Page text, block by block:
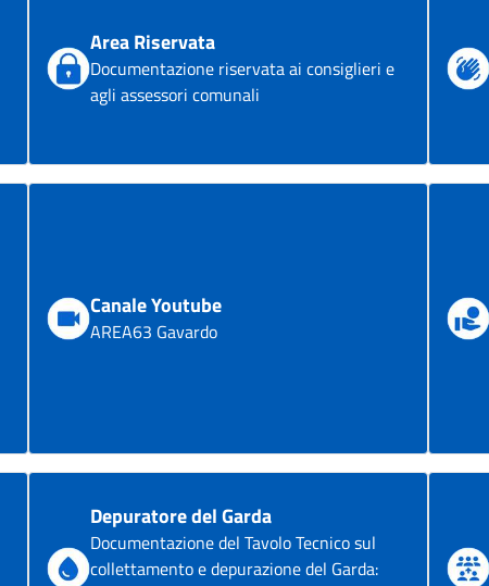
Area Riservata
Documentazione riservata ai consiglieri e
agli assessori comunali
Canale Youtube
AREA63 Gavardo
Depuratore del Garda
Documentazione del Tavolo Tecnico sul
collettamento e depurazione del Garda: